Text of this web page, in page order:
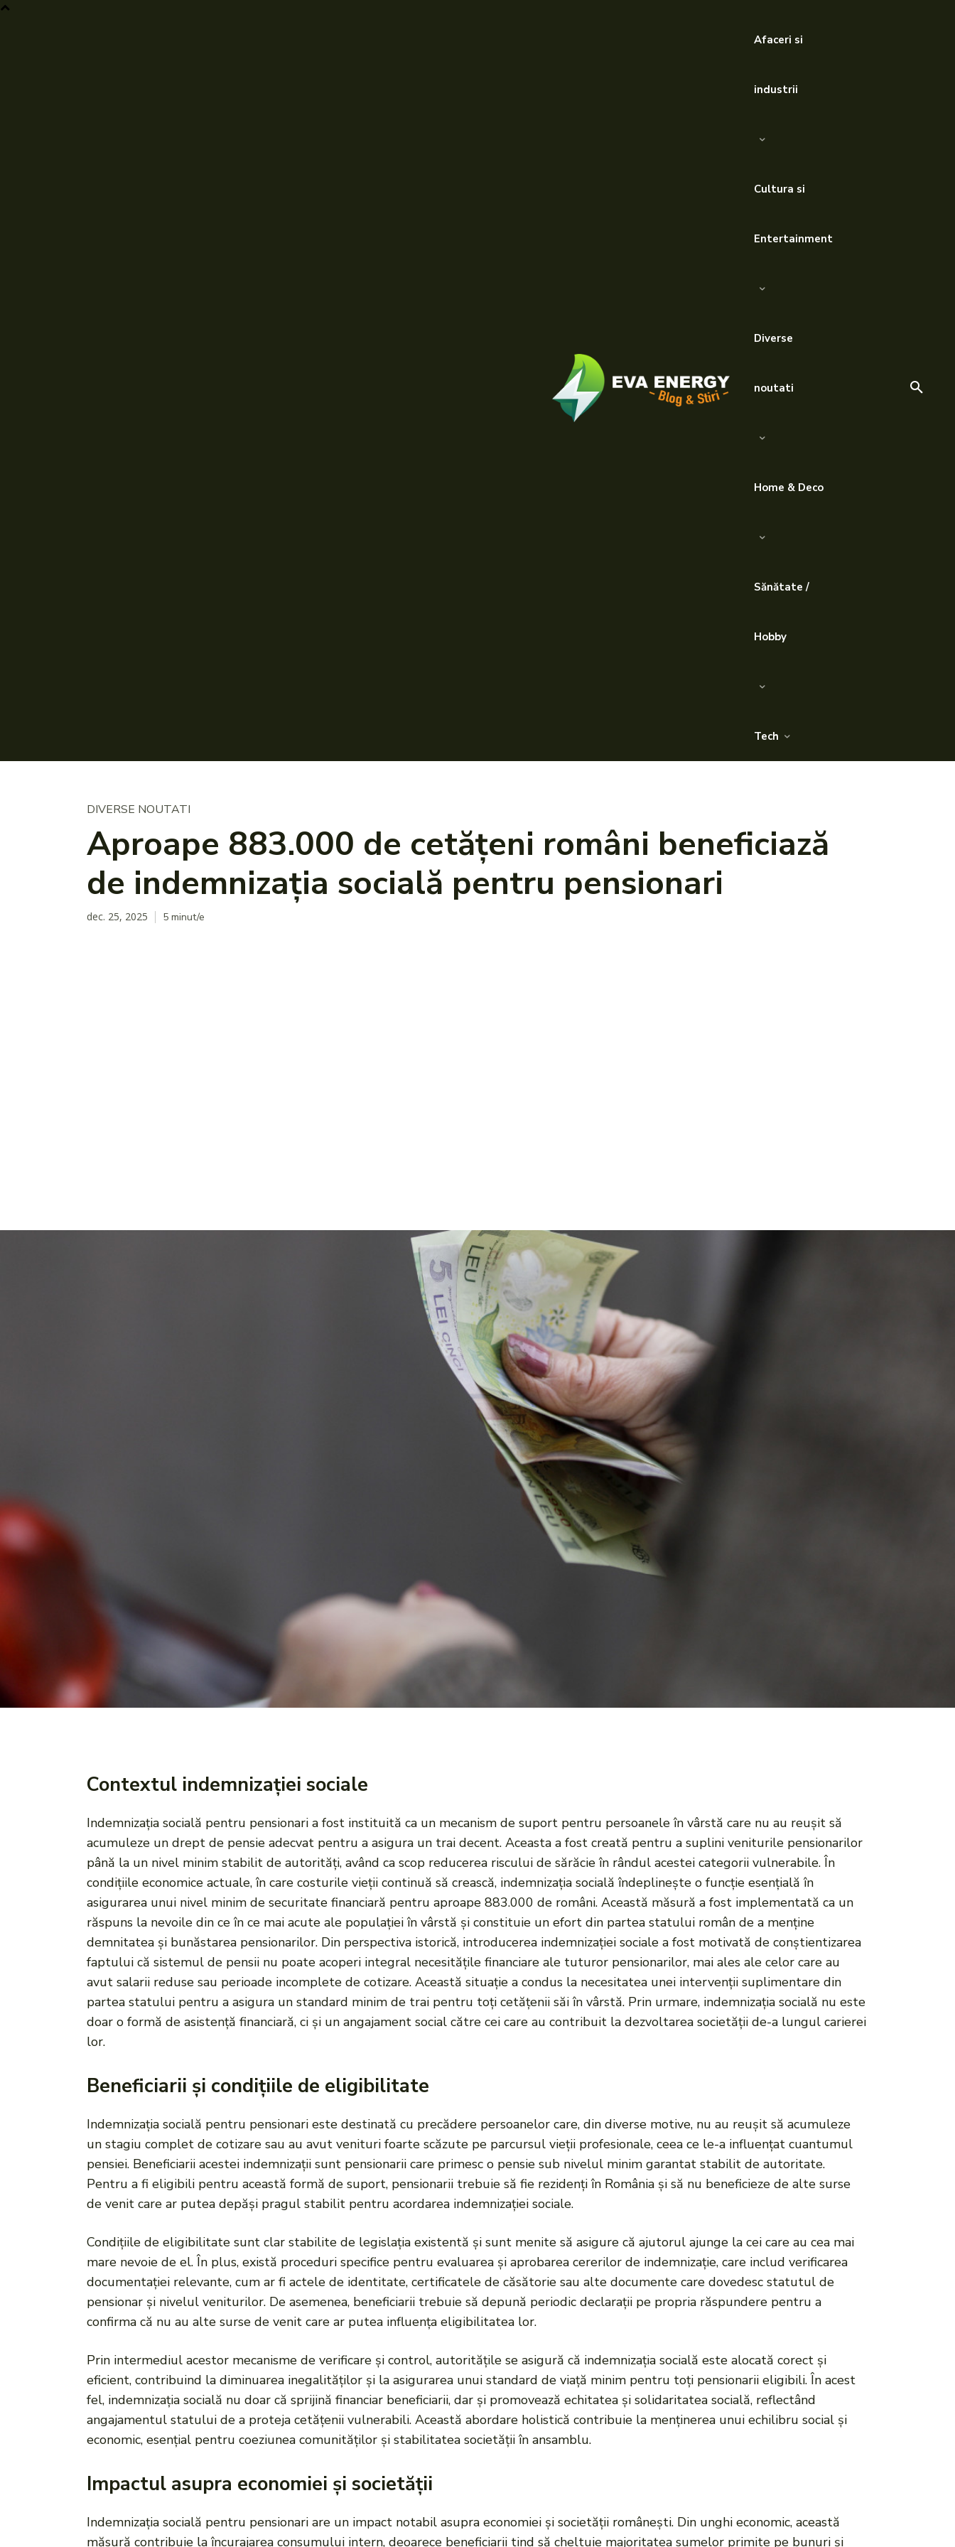
Afaceri si
industrii
Cultura si
Entertainment
Diverse
noutati
Home & Deco
Sănătate /
Hobby
Tech
DIVERSE NOUTATI
Aproape 883.000 de cetățeni români beneficiază
de indemnizația socială pentru pensionari
dec. 25, 2025 5 minut/e
Contextul indemnizației sociale
Indemnizația socială pentru pensionari a fost instituită ca un mecanism de suport pentru persoanele în vârstă care nu au reușit să
acumuleze un drept de pensie adecvat pentru a asigura un trai decent. Aceasta a fost creată pentru a suplini veniturile pensionarilor
până la un nivel minim stabilit de autorități, având ca scop reducerea riscului de sărăcie în rândul acestei categorii vulnerabile. În
condițiile economice actuale, în care costurile vieții continuă să crească, indemnizația socială îndeplinește o funcție esențială în
asigurarea unui nivel minim de securitate financiară pentru aproape 883.000 de români. Această măsură a fost implementată ca un
răspuns la nevoile din ce în ce mai acute ale populației în vârstă și constituie un efort din partea statului român de a menține
demnitatea și bunăstarea pensionarilor. Din perspectiva istorică, introducerea indemnizației sociale a fost motivată de conștientizarea
faptului că sistemul de pensii nu poate acoperi integral necesitățile financiare ale tuturor pensionarilor, mai ales ale celor care au
avut salarii reduse sau perioade incomplete de cotizare. Această situație a condus la necesitatea unei intervenții suplimentare din
partea statului pentru a asigura un standard minim de trai pentru toți cetățenii săi în vârstă. Prin urmare, indemnizația socială nu este
doar o formă de asistență financiară, ci și un angajament social către cei care au contribuit la dezvoltarea societății de-a lungul carierei
lor.
Beneficiarii și condițiile de eligibilitate
Indemnizația socială pentru pensionari este destinată cu precădere persoanelor care, din diverse motive, nu au reușit să acumuleze
un stagiu complet de cotizare sau au avut venituri foarte scăzute pe parcursul vieții profesionale, ceea ce le-a influențat cuantumul
pensiei. Beneficiarii acestei indemnizații sunt pensionarii care primesc o pensie sub nivelul minim garantat stabilit de autoritate.
Pentru a fi eligibili pentru această formă de suport, pensionarii trebuie să fie rezidenți în România și să nu beneficieze de alte surse
de venit care ar putea depăși pragul stabilit pentru acordarea indemnizației sociale.
Condițiile de eligibilitate sunt clar stabilite de legislația existentă și sunt menite să asigure că ajutorul ajunge la cei care au cea mai
mare nevoie de el. În plus, există proceduri specifice pentru evaluarea și aprobarea cererilor de indemnizație, care includ verificarea
documentației relevante, cum ar fi actele de identitate, certificatele de căsătorie sau alte documente care dovedesc statutul de
pensionar și nivelul veniturilor. De asemenea, beneficiarii trebuie să depună periodic declarații pe propria răspundere pentru a
confirma că nu au alte surse de venit care ar putea influența eligibilitatea lor.
Prin intermediul acestor mecanisme de verificare și control, autoritățile se asigură că indemnizația socială este alocată corect și
eficient, contribuind la diminuarea inegalităților și la asigurarea unui standard de viață minim pentru toți pensionarii eligibili. În acest
fel, indemnizația socială nu doar că sprijină financiar beneficiarii, dar și promovează echitatea și solidaritatea socială, reflectând
angajamentul statului de a proteja cetățenii vulnerabili. Această abordare holistică contribuie la menținerea unui echilibru social și
economic, esențial pentru coeziunea comunităților și stabilitatea societății în ansamblu.
Impactul asupra economiei și societății
Indemnizația socială pentru pensionari are un impact notabil asupra economiei și societății românești. Din unghi economic, această
măsură contribuie la încurajarea consumului intern, deoarece beneficiarii tind să cheltuie majoritatea sumelor primite pe bunuri și